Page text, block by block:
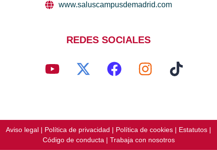
www.saluscampusdemadrid.com
REDES SOCIALES
Aviso legal | Política de privacidad | Política de cookies | Estatutos |
Código de conducta| Trabaja con nosotros